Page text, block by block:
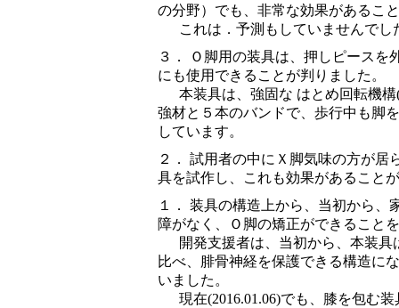
の分野）でも、非常な効果があるこ
これは．予測もしていませんでし
３． Ｏ脚用の装具は、押しピースを
にも使用できることが判りました。
本装具は、強固な はとめ回転機構
強材と５本のバンドで、歩行中も脚
しています。
２． 試用者の中にＸ脚気味の方が居
具を試作し、これも効果があること
１． 装具の構造上から、当初から、
障がなく、Ｏ脚の矯正ができること
開発支援者は、当初から、本装具
比べ、腓骨神経を保護できる構造に
いました。
現在(2016.01.06)でも、膝を包む装